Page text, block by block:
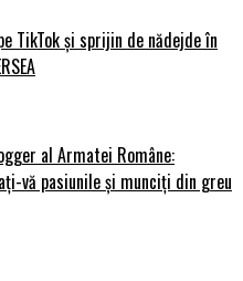
TikTok și sprijin de nădejde în
al Armatei Române:
vă pasiunile și munciți din greu